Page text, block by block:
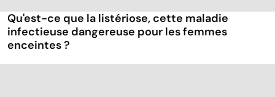
Qu'est-ce que la listériose, cette maladie
infectieuse dangereuse pour les femmes
enceintes ?